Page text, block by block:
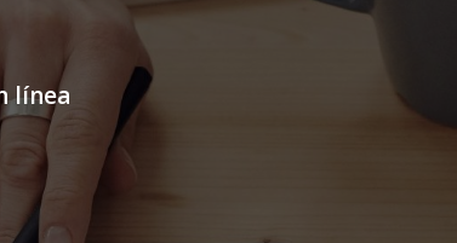
línea